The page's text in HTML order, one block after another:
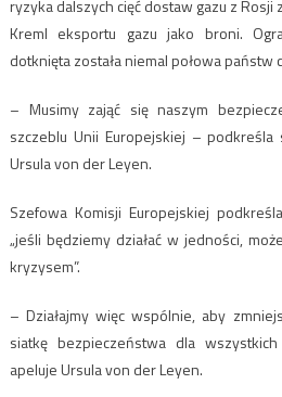
ryzyka dalszych cięć dostaw gazu z
Kreml eksportu gazu jako broni.
dotknięta została niemal połowa państw
– Musimy zająć się naszym
szczeblu Unii Europejskiej – podkreśla
Ursula von der Leyen.
Szefowa Komisji Europejskiej
„jeśli będziemy działać w jedności,
kryzysem”.
– Działajmy więc wspólnie, aby
siatkę bezpieczeństwa dla
apeluje Ursula von der Leyen.